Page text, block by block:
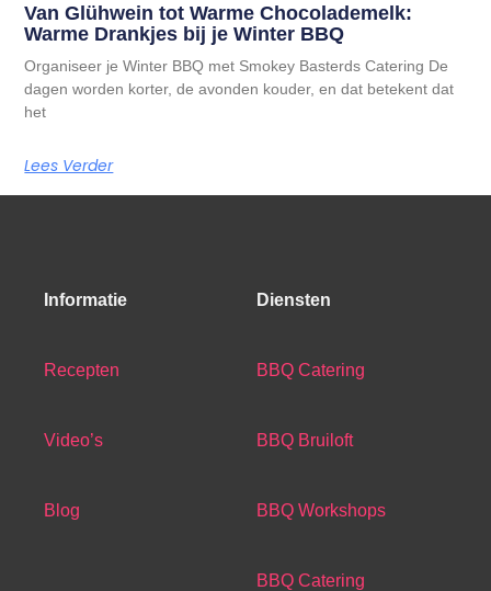
Van Glühwein tot Warme Chocolademelk:
Warme Drankjes bij je Winter BBQ
Organiseer je Winter BBQ met Smokey Basterds Catering De
dagen worden korter, de avonden kouder, en dat betekent dat
het
Lees Verder
Informatie
Recepten
Video’s
Blog
Diensten
BBQ Catering
BBQ Bruiloft
BBQ Workshops
BBQ Catering